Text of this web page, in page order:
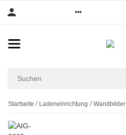
Startseite Ladeneinrichtung Wandbilder